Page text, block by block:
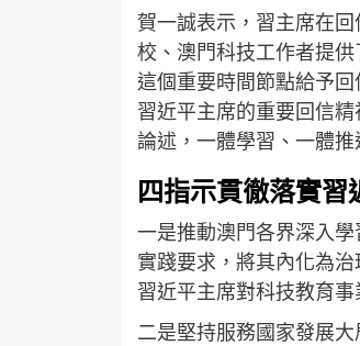
賀一誠表示，習主席在
校、澳門科技工作者提
這個重要時間節點給予
習近平主席的重要回信
論述，一體學習、一體推
四指示貫徹落實
一是推動澳門各界深入
實踐要求，將其內化為
習近平主席對科技教育
二是堅持服務國家發展